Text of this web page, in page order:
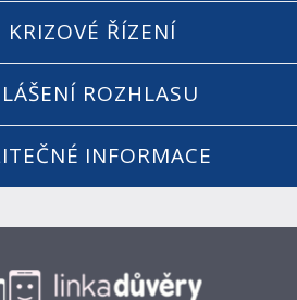
KRIZOVÉ ŘÍZENÍ
ROZHLASU
INFORMACE